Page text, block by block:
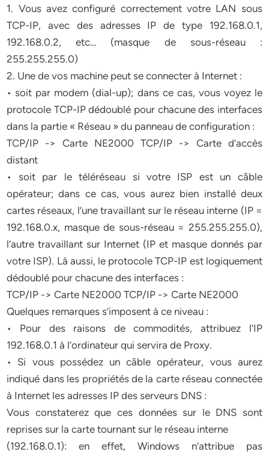
1. Vous avez configuré correctement votre LAN sous
TCP-IP, avec des adresses IP de type 192.168.0.1,
192.168.0.2, etc… (masque de sous-réseau :
255.255.255.0)
2. Une de vos machine peut se connecter à Internet :
• soit par modem (dial-up); dans ce cas, vous voyez le
protocole TCP-IP dédoublé pour chacune des interfaces
dans la partie « Réseau » du panneau de configuration :
TCP/IP -> Carte NE2000 TCP/IP -> Carte d’accès
distant
• soit par le téléréseau si votre ISP est un câble
opérateur; dans ce cas, vous aurez bien installé deux
cartes réseaux, l’une travaillant sur le réseau interne (IP =
192.168.0.x, masque de sous-réseau = 255.255.255.0),
l’autre travaillant sur Internet (IP et masque donnés par
votre ISP). Là aussi, le protocole TCP-IP est logiquement
dédoublé pour chacune des interfaces :
TCP/IP -> Carte NE2000 TCP/IP -> Carte NE2000
Quelques remarques s’imposent à ce niveau :
• Pour des raisons de commodités, attribuez l’IP
192.168.0.1 à l’ordinateur qui servira de Proxy.
• Si vous possédez un câble opérateur, vous aurez
indiqué dans les propriétés de la carte réseau connectée
à Internet les adresses IP des serveurs DNS :
Vous constaterez que ces données sur le DNS sont
reprises sur la carte tournant sur le réseau interne
(192.168.0.1): en effet, Windows n’attribue pas